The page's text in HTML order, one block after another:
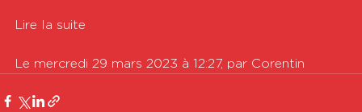
Lire la suite
Le mercredi 29 mars 2023 à 12:27, par Corentin